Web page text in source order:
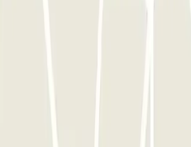
multiple
pouvez utiliser l'ensemble du
opérateur disponible sur